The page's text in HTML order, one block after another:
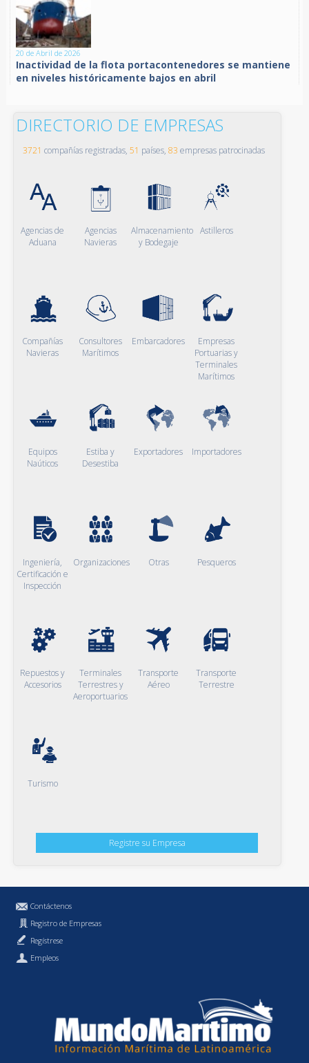
20 de Abril de 2026
Inactividad de la flota portacontenedores se mantiene
en niveles históricamente bajos en abril
DIRECTORIO DE EMPRESAS
3721 compañías registradas, 51 países, 83 empresas patrocinadas
Agencias de
Aduana
Agencias
Navieras
Almacenamiento
y Bodegaje
Astilleros
Compañías
Navieras
Consultores
Marítimos
Embarcadores
Empresas
Portuarias y
Terminales
Marítimos
Equipos
Naúticos
Estiba y
Desestiba
Exportadores Importadores
Ingeniería,
Certificación e
Inspección
Organizaciones Otras Pesqueros
Repuestos y
Accesorios
Terminales
Terrestres y
Aeroportuarios
Transporte
Aéreo
Transporte
Terrestre
Turismo
Registre su Empresa
Contáctenos
Registro de Empresas
Regístrese
Empleos